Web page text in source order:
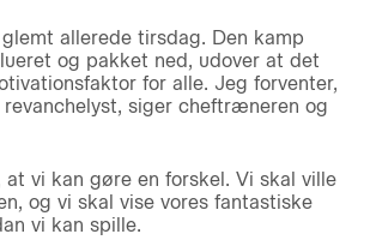
allerede tirsdag. Den kamp
og pakket ned, udover at det
for alle. Jeg forventer,
siger cheftræneren og
at vi kan gøre en forskel. Vi skal ville
og vi skal vise vores fantastiske
vi kan spille.